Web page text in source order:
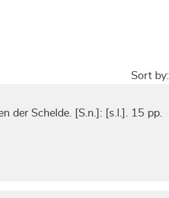
Sort by:
der Schelde. [S.n.]: [s.l.]. 15 pp.